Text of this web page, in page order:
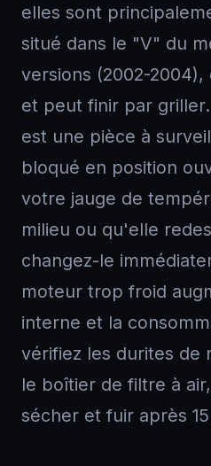
elles sont
situé dans le "V" du
versions (2002-
et peut finir par
est une pièce à
bloqué en position
votre jauge de
milieu ou qu'elle
changez-le
moteur trop froid
interne et la
vérifiez les durites de
le boîtier de filtre à
sécher et fuir après